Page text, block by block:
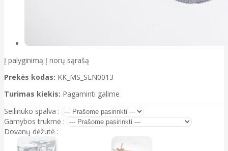
Į palyginimą Į norų sąrašą
Prekės kodas: KK_MS_SLN0013
Turimas kiekis: Pagaminti galime
Seilinuko spalva :
Gamybos trukmė :
Dovanų dėžutė :